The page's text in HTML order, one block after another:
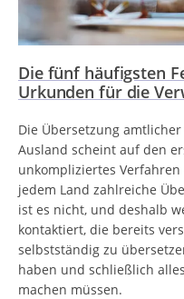
Die fünf häufigsten
Urkunden für die
Die Übersetzung
Ausland scheint auf den
unkompliziertes
jedem Land zahlreiche
ist es nicht, und deshalb
kontaktiert, die bereits
selbstständig zu
haben und schließlich
machen müssen.